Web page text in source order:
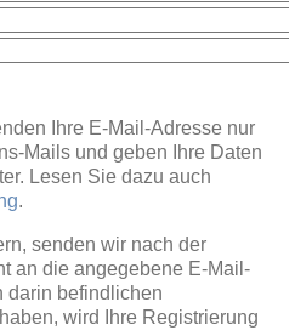
Ihre E-Mail-Adresse nur
Mails und geben Ihre Daten
Lesen Sie dazu auch
.
senden wir nach der
an die angegebene E-Mail-
darin befindlichen
wird Ihre Registrierung